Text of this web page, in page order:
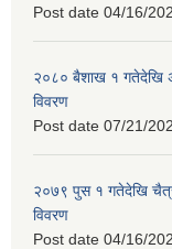
Post date 04/16/
२०८० बैशाख १ गतेदेखि
विवरण
Post date 07/21/
२०७९ पुस १ गतेदेखि चैत्र
विवरण
Post date 04/16/